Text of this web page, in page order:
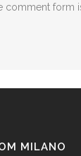
comment form
MILANO